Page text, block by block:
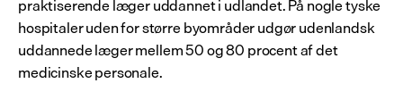
praktiserende læger uddannet i udlandet. På nogle tyske
hospitaler uden for større byområder udgør udenlandsk
uddannede læger mellem 50 og 80 procent af det
medicinske personale.